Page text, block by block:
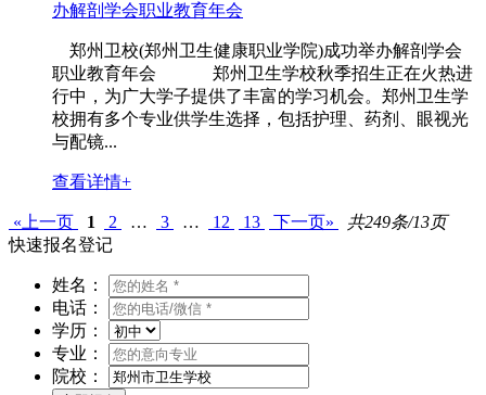
办解剖学会职业教育年会
郑州卫校(郑州卫生健康职业学院)成功举办解剖学会
职业教育年会 郑州卫生学校秋季招生正在火热进
行中，为广大学子提供了丰富的学习机会。郑州卫生学
校拥有多个专业供学生选择，包括护理、药剂、眼视光
与配镜...
查看详情+
«上一页 1 2 … 3 … 12 13 下一页»
共249条/13页
快速报名登记
姓名：
电话：
学历：
专业：
院校：